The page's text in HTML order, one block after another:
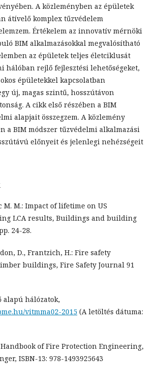
A közleményben az épületek
átívelő komplex tűzvédelem
Értékelem az innovatív mérnöki
BIM alkalmazásokkal megvalósítható
az épületek teljes életciklusát
hálóban rejlő fejlesztési lehetőségeket,
épületekkel kapcsolatban
új, magas szintű, hosszútávon
A cikk első részében a BIM
alapjait összegzem. A közlemény
a BIM módszer tűzvédelmi alkalmazási
előnyeit és jelenlegi nehézségeit
M. M.: Impact of lifetime on US
LCA results, Buildings and building
24-28.
D., Frantzich, H.: Fire safety
buildings, Fire Safety Journal 91
alapú hálózatok,
vitmma02-2015 (A letöltés dátuma:
Handbook of Fire Protection Engineering,
ISBN-13: 978-1493925643